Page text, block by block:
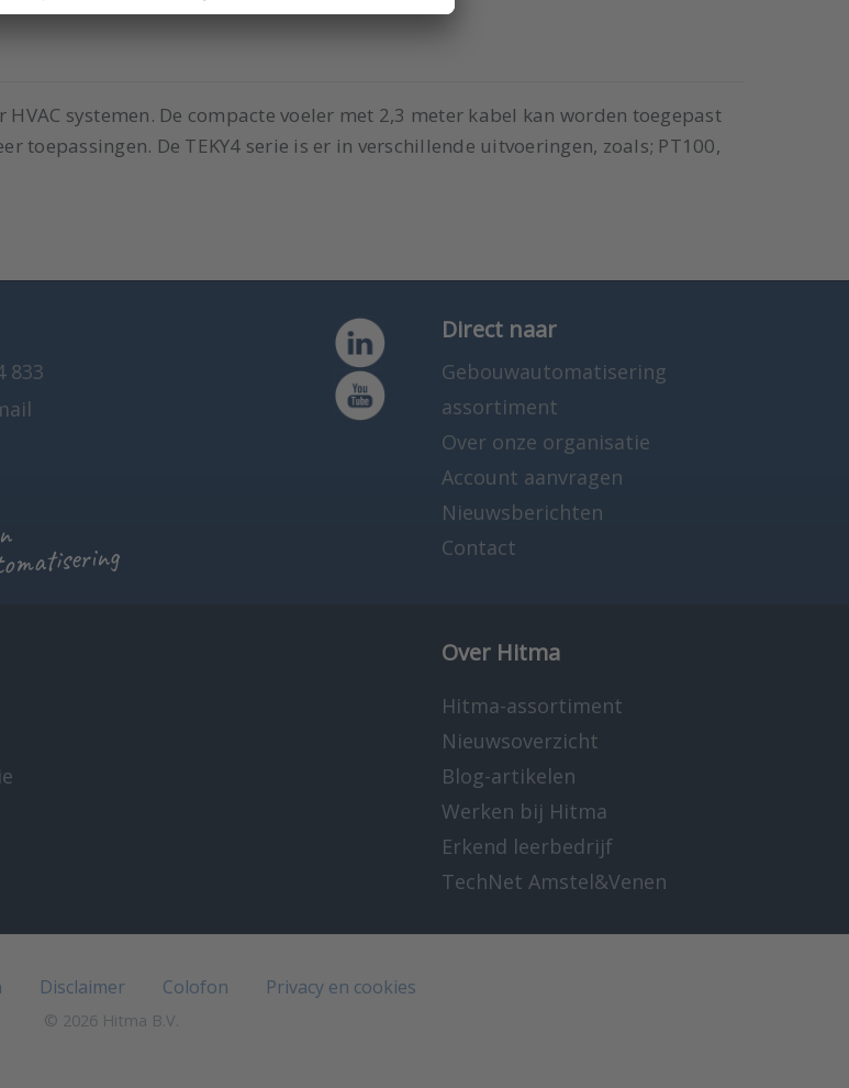
systemen. De compacte voeler met 2,3 meter kabel kan worden toegepast
toepassingen. De TEKY4 serie is er in verschillende uitvoeringen, zoals; PT100,
833
Direct naar
Gebouwautomatisering
assortiment
Over onze organisatie
Account aanvragen
Nieuwsberichten
Contact
Over Hitma
Hitma-assortiment
Nieuwsoverzicht
Blog-artikelen
Werken bij Hitma
Erkend leerbedrijf
TechNet Amstel&Venen
Disclaimer Colofon Privacy en cookies
© 2026 Hitma B.V.